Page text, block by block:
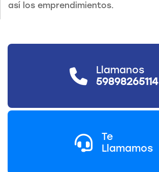
así los emprendimientos.
Llamanos
59898265114
Te
Llamamos